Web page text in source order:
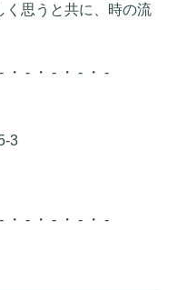
く思うと共に、時の流
・ - ・ - ・ - ・ -
3
・ - ・ - ・ - ・ -